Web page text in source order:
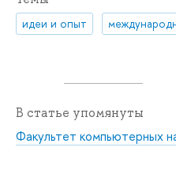
идеи и опыт
В статье упомянуты
Факультет компьютерных